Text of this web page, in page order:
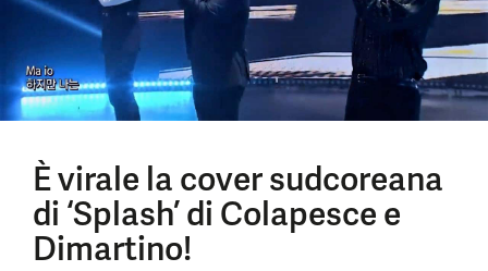
È virale la cover sudcoreana
di ‘Splash’ di Colapesce e
Dimartino!